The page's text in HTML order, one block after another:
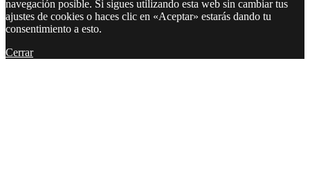
navegación posible. Si sigues utilizando esta web sin cambiar tus
ajustes de cookies o haces clic en «Aceptar» estarás dando tu
consentimiento a esto.
Cerrar